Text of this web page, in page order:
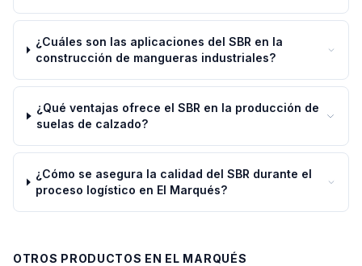
¿Cuáles son las aplicaciones del SBR en la
construcción de mangueras industriales?
¿Qué ventajas ofrece el SBR en la producción de
suelas de calzado?
¿Cómo se asegura la calidad del SBR durante el
proceso logístico en El Marqués?
OTROS PRODUCTOS EN EL MARQUÉS